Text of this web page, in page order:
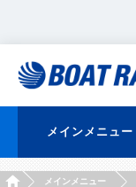
メインメニュー
HOMEメインメニュー